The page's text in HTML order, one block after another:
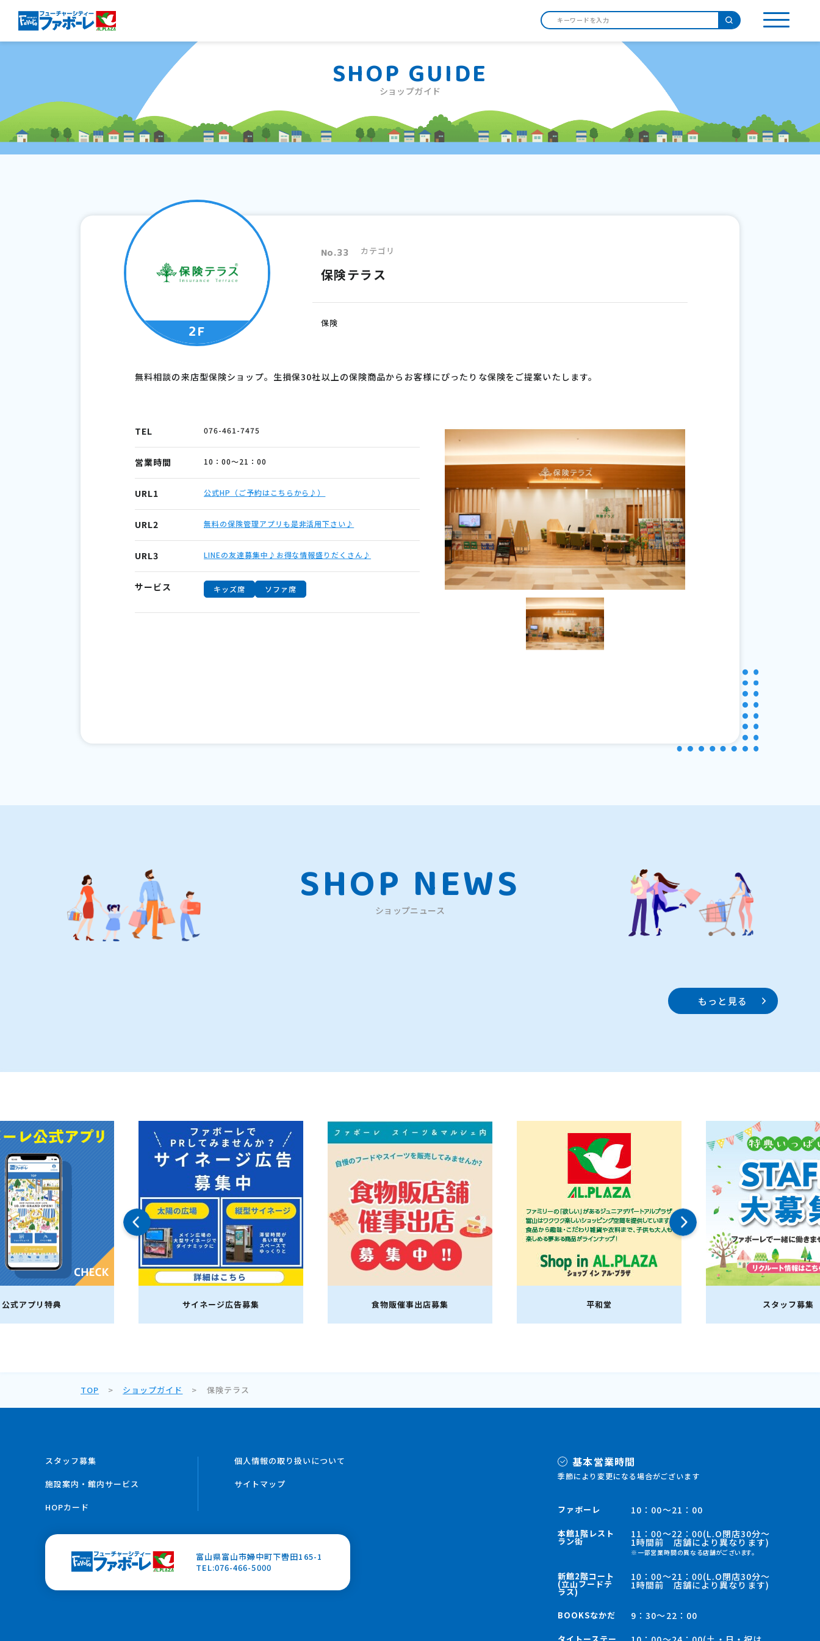
SHOP GUIDE
ショップガイド
2F
No.33 カテゴリ
保険テラス
保険
無料相談の来店型保険ショップ。生損保30社以上の保険商品からお客様にぴったりな保険をご提案いたします。
TEL 076-461-7475
営業時間 10：00～21：00
URL1 公式HP（ご予約はこちらから♪）
URL2 無料の保険管理アプリも是非活用下さい♪
URL3 LINEの友達募集中♪お得な情報盛りだくさん♪
サービス キッズ席 ソファ席
SHOP NEWS
ショップニュース
もっと見る
公式アプリ特典 サイネージ広告募集 食物販催事出店募集 平和堂 スタッフ募集
TOP ショップガイド 保険テラス
基本営業時間
季節により変更になる場合がございます
ファボーレ 10：00～21：00
本館1階レスト
ラン街
11：00～22：00(L.O閉店30分～
1時間前 店舗により異なります)
※一部営業時間の異なる店舗がございます。
新館2階コート
(立山フードテ
ラス)
10：00～21：00(L.O閉店30分～
1時間前 店舗により異なります)
BOOKSなかだ 9：30～22：00
スタッフ募集
施設案内・館内サービス
HOPカード
個人情報の取り扱いについて
サイトマップ
富山県富山市婦中町下轡田165-1
TEL:076-466-5000